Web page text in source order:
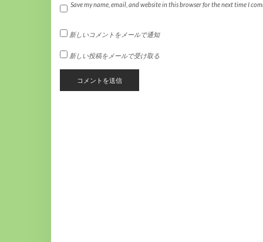
Save my name, email, and website in this browser for the next time I
新しいコメントをメールで通知
新しい投稿をメールで受け取る